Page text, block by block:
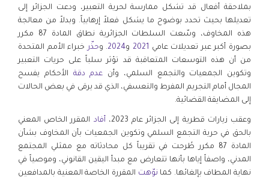
بملاحقة أفعال قد تشكل ممارسة لحرية التعبير، ودعت الجزائر إلى
تعديلها بحيث تحدد بوضوح ما يشكل فعلاً إرهابياً. وبدلاً من معالجة
هذه المخاوف، وسّعت السلطات الجزائرية نطاق المادة 87 مكرر
بصورة أكبر عبر تعديلات عامي 2021 و2024. وحذّر خبراء الأمم المتحدة
من أن هذه التوسعات المتعاقبة قد تؤثر سلباً على حريات التعبير
وتكوين الجمعيات والتجمع السلمي، وأن عدم دقة الأحكام يفسح
المجال أمام التجريم المفرط والتعسفي، الذي قد يرقى في بعض الحالات
إلى المضايقة القضائية.
وعقب زيارات قطرية إلى الجزائر عام 2023، أفاد المقرر الخاص المعني
بالحق في حرية التجمع السلمي وتكوين الجمعيات بأن المخاوف بشأن
المادة 87 مكرر طُرحت في تقريباً كل محادثاته مع ممثلي المجتمع
المدني، واصفاً إياها بأنها تتعارض مع مبدأ اليقين القانوني، وموصياً في
نهاية المطاف بإلغائها. كما نوّهت المقررة الخاصة المعنية بالمدافعين